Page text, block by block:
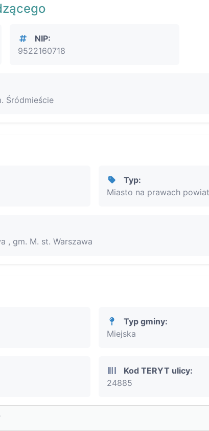
NIP:
9522160718
Śródmieście
Typ:
Miasto na prawach
, gm. M. st. Warszawa
Typ gminy:
Miejska
Kod TERYT ulicy:
24885